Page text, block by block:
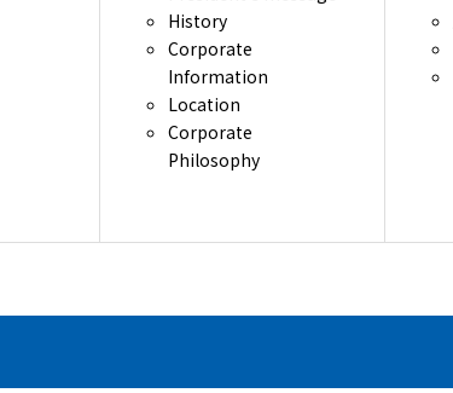
History
Corporate
Information
Location
Corporate
Philosophy